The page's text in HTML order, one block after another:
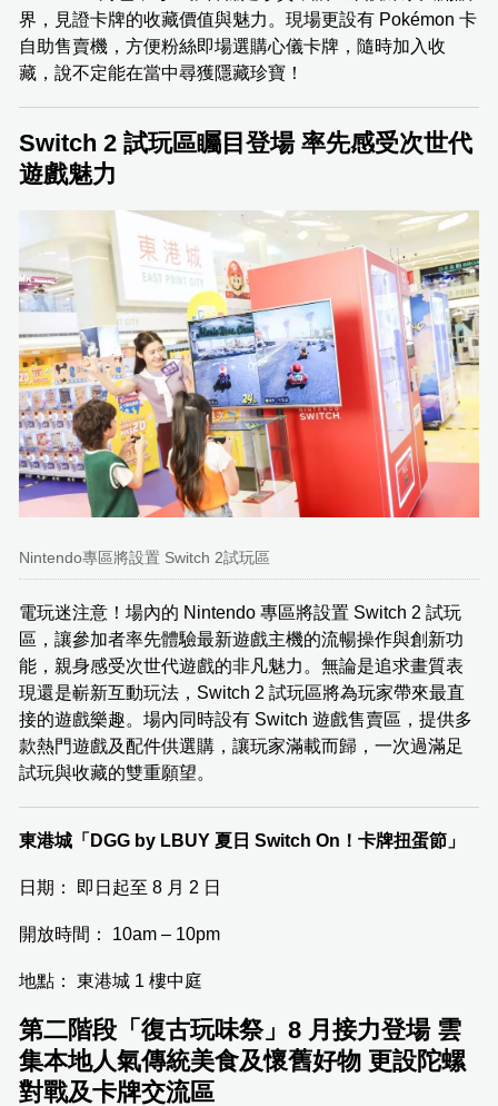
界，見證卡牌的收藏價值與魅力。現場更設有 Pokémon 卡
自助售賣機，方便粉絲即場選購心儀卡牌，隨時加入收
藏，說不定能在當中尋獲隱藏珍寶！
Switch 2 試玩區矚目登場 率先感受次世代
遊戲魅力
Nintendo專區將設置 Switch 2試玩區
電玩迷注意！場內的 Nintendo 專區將設置 Switch 2 試玩
區，讓參加者率先體驗最新遊戲主機的流暢操作與創新功
能，親身感受次世代遊戲的非凡魅力。無論是追求畫質表
現還是嶄新互動玩法，Switch 2 試玩區將為玩家帶來最直
接的遊戲樂趣。場內同時設有 Switch 遊戲售賣區，提供多
款熱門遊戲及配件供選購，讓玩家滿載而歸，一次過滿足
試玩與收藏的雙重願望。
東港城「DGG by LBUY 夏日 Switch On！卡牌扭蛋節」
日期： 即日起至 8 月 2 日
開放時間： 10am – 10pm
地點： 東港城 1 樓中庭
第二階段「復古玩味祭」8 月接力登場 雲
集本地人氣傳統美食及懷舊好物 更設陀螺
對戰及卡牌交流區